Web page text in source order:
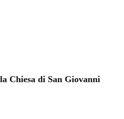
Chiesa di San Giovanni